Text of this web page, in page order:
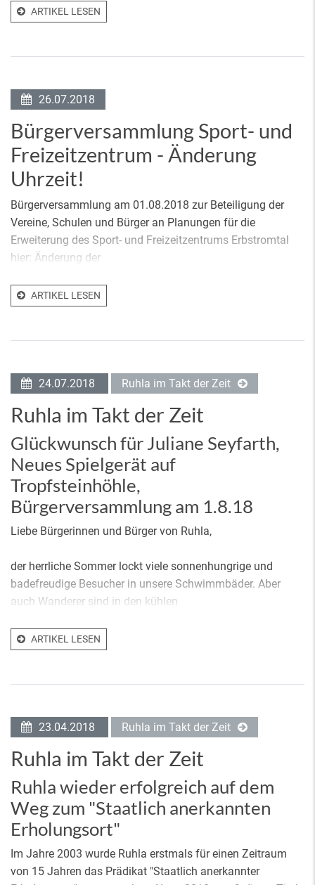
ARTIKEL LESEN
26.07.2018
Bürgerversammlung Sport- und
Freizeitzentrum - Änderung
Uhrzeit!
Bürgerversammlung am 01.08.2018 zur Beteiligung der
Vereine, Schulen und Bürger an Planungen für die
Erweiterung des Sport- und Freizeitzentrums Erbstromtal
hier: Änderung der
ARTIKEL LESEN
24.07.2018 Ruhla im Takt der Zeit
Ruhla im Takt der Zeit
Glückwunsch für Juliane Seyfarth,
Neues Spielgerät auf
Tropfsteinhöhle,
Bürgerversammlung am 1.8.18
Liebe Bürgerinnen und Bürger von Ruhla,
der herrliche Sommer lockt viele sonnenhungrige und
badefreudige Besucher in unsere Schwimmbäder. Aber
auch Wanderer sind in den kühlen
ARTIKEL LESEN
23.04.2018 Ruhla im Takt der Zeit
Ruhla im Takt der Zeit
Ruhla wieder erfolgreich auf dem
Weg zum "Staatlich anerkannten
Erholungsort"
Im Jahre 2003 wurde Ruhla erstmals für einen Zeitraum
von 15 Jahren das Prädikat "Staatlich anerkannter